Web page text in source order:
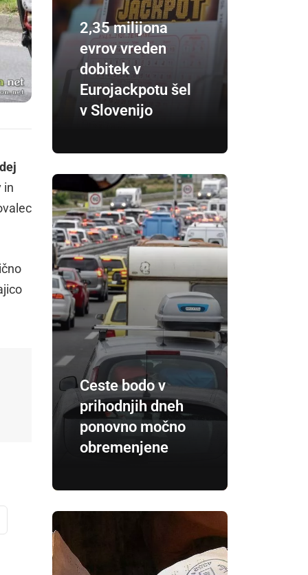
in
2,35 milijona
evrov vreden
dobitek v
Eurojackpotu šel
v Slovenijo
Ceste bodo v
prihodnjih dneh
ponovno močno
obremenjene